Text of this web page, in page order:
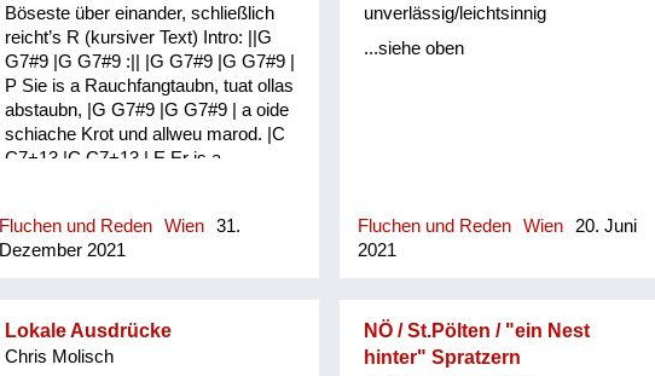
Böseste über einander, schließlich
reicht’s R (kursiver Text) Intro: ||G
G7#9 |G G7#9 :|| |G G7#9 |G G7#9 |
P Sie is a Rauchfangtaubn, tuat ollas
abstaubn, |G G7#9 |G G7#9 | a oide
schiache Krot und allweu marod. |C
C7+13 |C C7+13 | E Er is a
Warmduscher mit an Megahuscher
|D |D | P Sie ist a Giftspritzn, hat
|D7+9 |D7+9 | E Er is a oida
Wappler. A nervöser Zappler |Eb7+9
Fluchen und Reden Wien
31.
Dezember 2021
unverlässig/leichtsinnig
...siehe oben
Fluchen und Reden Wien
20. Juni
2021
Lokale Ausdrücke
Chris Molisch
NÖ / St.Pölten / "ein Nest
hinter" Spratzern